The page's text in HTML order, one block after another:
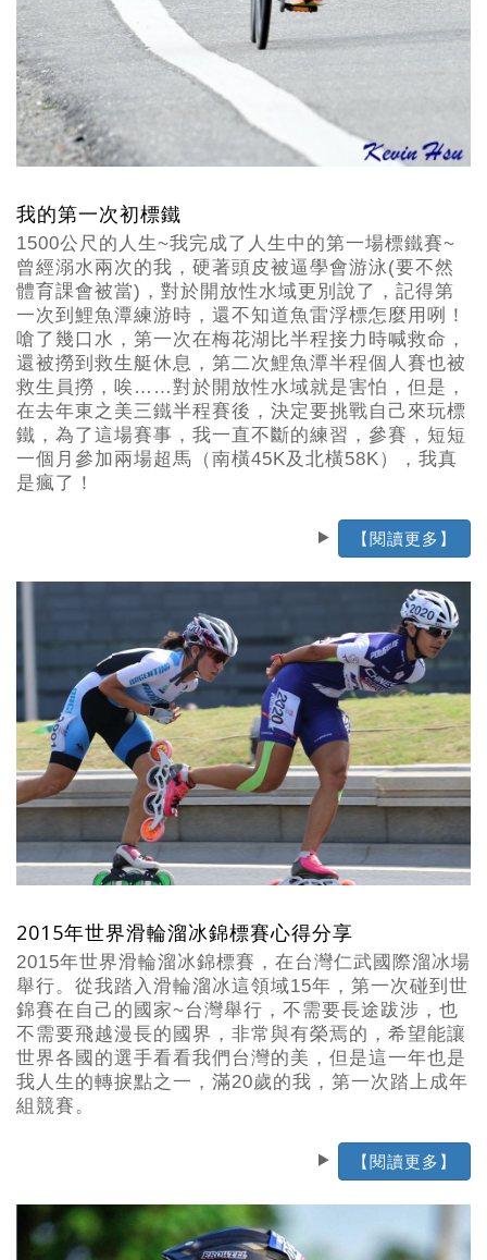
我的第一次初標鐵
1500公尺的人生~我完成了人生中的第一場標鐵賽~
曾經溺水兩次的我，硬著頭皮被逼學會游泳(要不然
體育課會被當)，對於開放性水域更別說了，記得第
一次到鯉魚潭練游時，還不知道魚雷浮標怎麼用咧！
嗆了幾口水，第一次在梅花湖比半程接力時喊救命，
還被撈到救生艇休息，第二次鯉魚潭半程個人賽也被
救生員撈，唉……對於開放性水域就是害怕，但是，
在去年東之美三鐵半程賽後，決定要挑戰自己來玩標
鐵，為了這場賽事，我一直不斷的練習，參賽，短短
一個月參加兩場超馬（南橫45K及北橫58K），我真
是瘋了！
【閱讀更多】
2015年世界滑輪溜冰錦標賽心得分享
2015年世界滑輪溜冰錦標賽，在台灣仁武國際溜冰場
舉行。從我踏入滑輪溜冰這領域15年，第一次碰到世
錦賽在自己的國家~台灣舉行，不需要長途跋涉，也
不需要飛越漫長的國界，非常與有榮焉的，希望能讓
世界各國的選手看看我們台灣的美，但是這一年也是
我人生的轉捩點之一，滿20歲的我，第一次踏上成年
組競賽。
【閱讀更多】